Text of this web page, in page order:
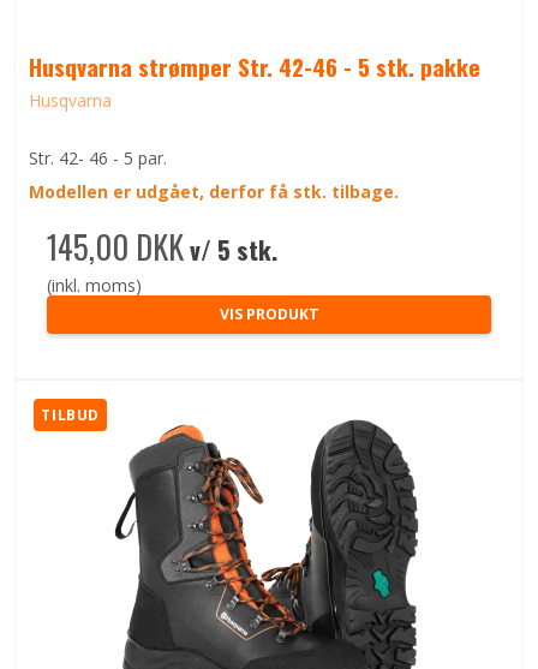
Husqvarna strømper Str. 42-46 - 5 stk. pakke
Husqvarna
Str. 42- 46 - 5 par.
Modellen er udgået, derfor få stk. tilbage.
145,00 DKKv/ 5 stk.
(inkl. moms)
VIS PRODUKT
TILBUD